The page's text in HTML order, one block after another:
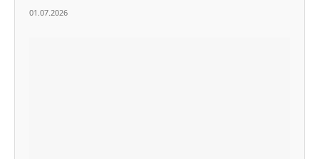
01.07.2026